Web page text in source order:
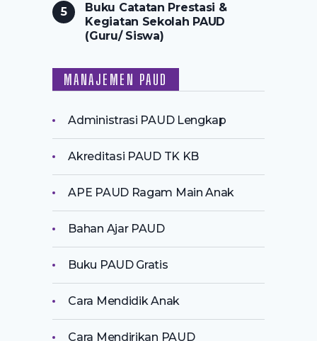
Buku Catatan Prestasi &
Kegiatan Sekolah PAUD
(Guru/ Siswa)
MANAJEMEN PAUD
Administrasi PAUD Lengkap
Akreditasi PAUD TK KB
APE PAUD Ragam Main Anak
Bahan Ajar PAUD
Buku PAUD Gratis
Cara Mendidik Anak
Cara Mendirikan PAUD